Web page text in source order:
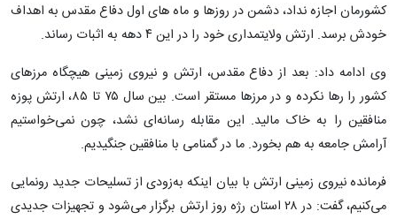
کشورمان اجازه نداد، دشمن در روزها و ماه های اول دفاع مقدس به اهداف
خودش برسد. ارتش ولایتمداری خود را در این ۴ دهه به اثبات رساند.
وی ادامه داد: بعد از دفاع مقدس، ارتش و نیروی زمینی هیچگاه مرزهای
کشور را رها نکرده و در مرزها مستقر است. بین سال ۷۵ تا ۸۵، ارتش پوزه
منافقین را به خاک مالید. این مقابله رسانه‌ای نشد، چون نمی‌خواستیم
آرامش جامعه به هم بخورد. ما در گمنامی با منافقین جنگیدیم.
فرمانده نیروی زمینی ارتش با بیان اینکه به‌زودی از تسلیحات جدید رونمایی
می‌کنیم، گفت: در ۲۸ استان رژه روز ارتش برگزار می‌شود و تجهیزات جدیدی